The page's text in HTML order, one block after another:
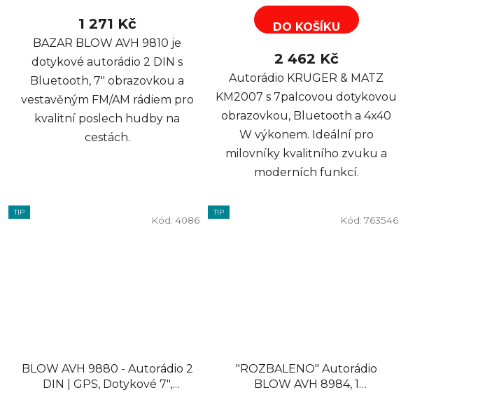
1 271 Kč
BAZAR BLOW AVH 9810 je
dotykové autorádio 2 DIN s
Bluetooth, 7" obrazovkou a
vestavěným FM/AM rádiem pro
kvalitní poslech hudby na
cestách.
DO KOŠÍKU
2 462 Kč
Autorádio KRUGER & MATZ
KM2007 s 7palcovou dotykovou
obrazovkou, Bluetooth a 4x40
W výkonem. Ideální pro
milovníky kvalitního zvuku a
moderních funkcí.
TIP
BLOW AVH 9880 - Autorádio 2
DIN | GPS, Dotykové 7",
Kód: 4086
TIP
"ROZBALENO" Autorádio
BLOW AVH 8984, 1
Kód: 763546